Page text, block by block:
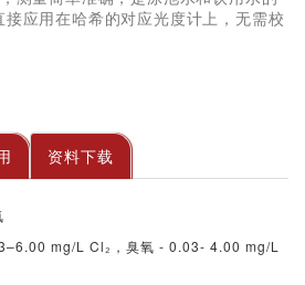
应用在哈希的对应光度计上，无需校
资料下载
mg/L Cl₂，臭氧 - 0.03- 4.00 mg/L